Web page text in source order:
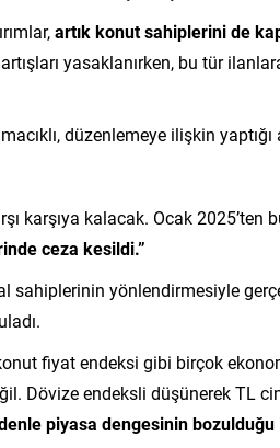
artık konut sahiplerini de
yasaklanırken, bu tür
düzenlemeye ilişkin yaptığı
karşıya kalacak. Ocak 2025’ten
ceza kesildi.”
sahiplerinin yönlendirmesiyle
fiyat endeksi gibi birçok
Dövize endeksli düşünerek TL
piyasa dengesinin